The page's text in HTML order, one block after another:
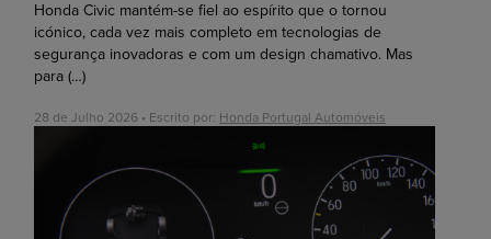
Honda Civic mantém-se fiel ao espírito que o tornou
icónico, cada vez mais completo em tecnologias de
segurança inovadoras e com um design chamativo. Mas
para (…)
28 de Julho 2026 • Escrito por: Honda Portugal Automóveis